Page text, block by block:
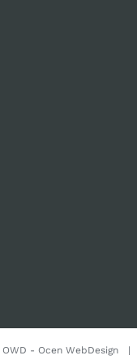
OWD - Ocen WebDesign |